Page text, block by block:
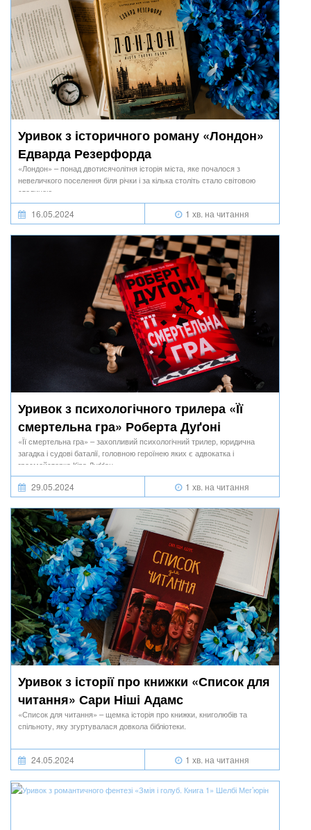
Уривок з історичного роману «Лондон»
Едварда Резерфорда
«Лондон» – понад двотисячолітня історія міста, яке почалося з
невеличкого поселення біля річки і за кілька століть стало світовою
столицею.
16.05.2024 1 хв. на читання
Уривок з психологічного трилера «Її
смертельна гра» Роберта Дуґоні
«Її смертельна гра» – захопливий психологічний трилер, юридична
загадка і судові баталії, головною героїнею яких є адвокатка і
гросмейстерка Кіра Дуґґан.
29.05.2024 1 хв. на читання
Уривок з історії про книжки «Список для
читання» Сари Ніші Адамс
«Список для читання» – щемка історія про книжки, книголюбів та
спільноту, яку згуртувалася довкола бібліотеки.
24.05.2024 1 хв. на читання